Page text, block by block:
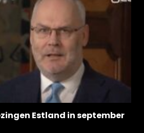
Estland in september